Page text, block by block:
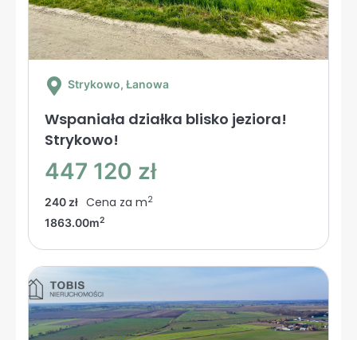
Strykowo, Łanowa
Wspaniała działka blisko jeziora!
Strykowo!
447 120 zł
240 zł Cena za m2
1863.00m2